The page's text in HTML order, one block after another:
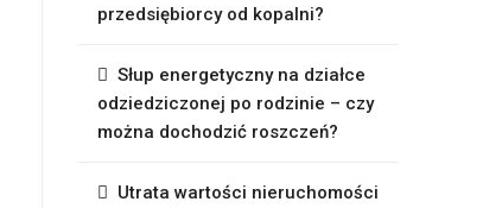
przedsiębiorcy od kopalni?
Słup energetyczny na działce
odziedziczonej po rodzinie – czy
można dochodzić roszczeń?
Utrata wartości nieruchomości